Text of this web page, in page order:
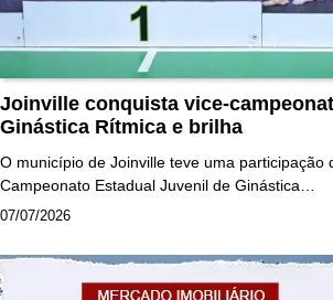
Joinville conquista vice-
Ginástica Rítmica e brilha
O município de Joinville teve uma participação
Campeonato Estadual Juvenil de Ginástica…
07/07/2026